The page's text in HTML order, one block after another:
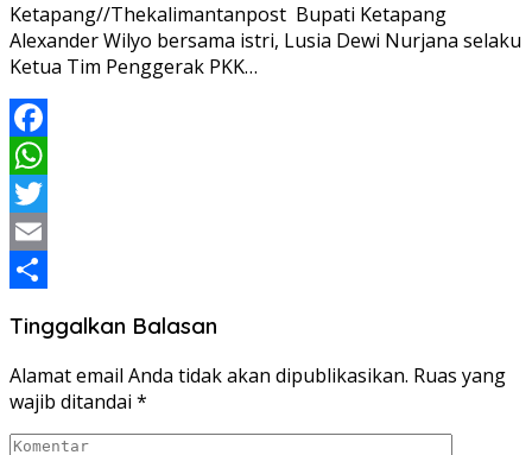
Ketapang//Thekalimantanpost Bupati Ketapang
Alexander Wilyo bersama istri, Lusia Dewi Nurjana selaku
Ketua Tim Penggerak PKK…
Facebook
WhatsApp
Twitter
Email
Tinggalkan Balasan
Alamat email Anda tidak akan dipublikasikan. Ruas yang
wajib ditandai *